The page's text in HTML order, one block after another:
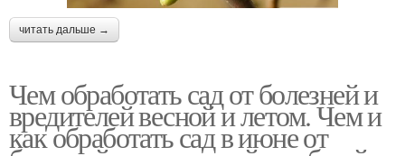
читать дальше →
Чем обработать сад от болезней и
вредителей весной и летом. Чем и
как обработать сад в июне от